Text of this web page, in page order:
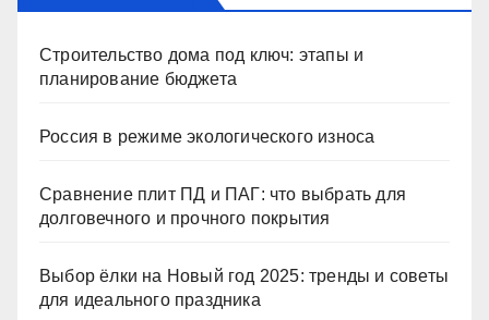
Строительство дома под ключ: этапы и
планирование бюджета
Россия в режиме экологического износа
Сравнение плит ПД и ПАГ: что выбрать для
долговечного и прочного покрытия
Выбор ёлки на Новый год 2025: тренды и советы
для идеального праздника